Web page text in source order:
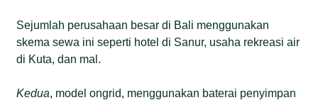
Sejumlah perusahaan besar di Bali menggunakan
skema sewa ini seperti hotel di Sanur, usaha rekreasi air
di Kuta, dan mal.
Kedua, model ongrid, menggunakan baterai penyimpan